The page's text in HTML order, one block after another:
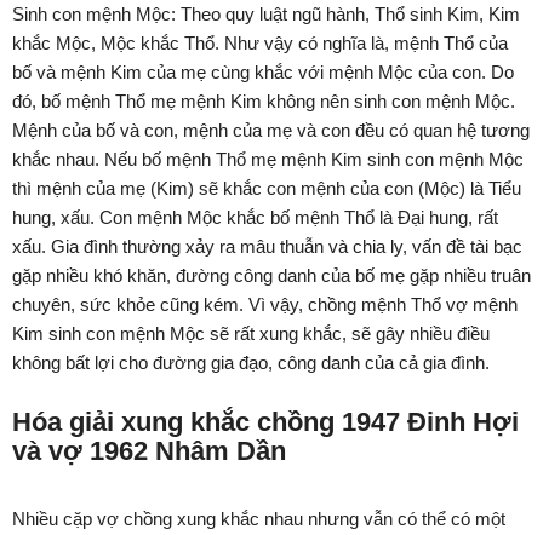
Sinh con mệnh Mộc: Theo quy luật ngũ hành, Thổ sinh Kim, Kim
khắc Mộc, Mộc khắc Thổ. Như vậy có nghĩa là, mệnh Thổ của
bố và mệnh Kim của mẹ cùng khắc với mệnh Mộc của con. Do
đó, bố mệnh Thổ mẹ mệnh Kim không nên sinh con mệnh Mộc.
Mệnh của bố và con, mệnh của mẹ và con đều có quan hệ tương
khắc nhau. Nếu bố mệnh Thổ mẹ mệnh Kim sinh con mệnh Mộc
thì mệnh của mẹ (Kim) sẽ khắc con mệnh của con (Mộc) là Tiểu
hung, xấu. Con mệnh Mộc khắc bố mệnh Thổ là Đại hung, rất
xấu. Gia đình thường xảy ra mâu thuẫn và chia ly, vấn đề tài bạc
gặp nhiều khó khăn, đường công danh của bố mẹ gặp nhiều truân
chuyên, sức khỏe cũng kém. Vì vậy, chồng mệnh Thổ vợ mệnh
Kim sinh con mệnh Mộc sẽ rất xung khắc, sẽ gây nhiều điều
không bất lợi cho đường gia đạo, công danh của cả gia đình.
Hóa giải xung khắc chồng 1947 Đinh Hợi
và vợ 1962 Nhâm Dần
Nhiều cặp vợ chồng xung khắc nhau nhưng vẫn có thể có một